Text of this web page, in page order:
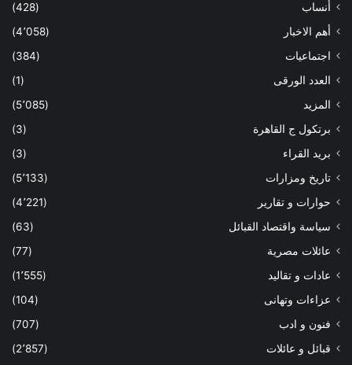
أنساب
(428)
أهم الاخبار
(4٬058)
اجتماعيات
(384)
العدد الورقى
(1)
المزيد
(5٬085)
برتكول ج القاهرة
(3)
بريد القراء
(3)
تاريخ ومزارات
(5٬133)
حوارات و تقارير
(4٬221)
سياسة واقتصاد القبائل
(63)
عائلات مصرية
(77)
عادات و تقاليد
(1٬555)
عزاءات وتهانى
(104)
فنون و ادب
(707)
قبائل و عائلات
(2٬857)